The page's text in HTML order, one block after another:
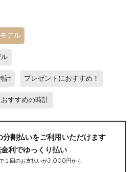
デル
計 プレゼントにおすすめ！
すすめの時計
割払いをご利用いただけます
利でゆっくり払い
１回のお支払いが3,000円から